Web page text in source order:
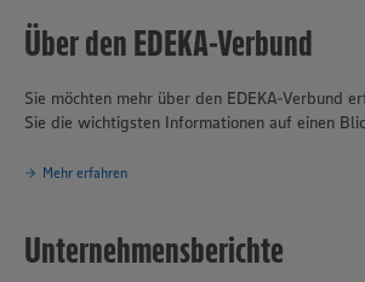
Jahr 2025 die Nummer Eins unter den
südbayerischen Raum. Zum genossenschaftlich
Südbayerische Fleischwaren GmbH sowie die
GmbH. Einschließlich der Betriebe des
27.000 Menschen zukunftssichere
die EDEKA Südbayern heute über 1.100
hochwertigen Lebensmitteln. Flankiert von der
Über den EDEKA-Verbund
Sie möchten mehr über den EDEKA-Verbund
Sie die wichtigsten Informationen auf einen
Mehr erfahren
Unternehmensberichte